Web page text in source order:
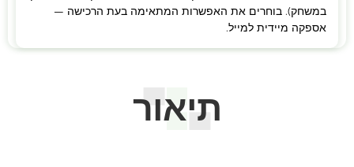
במשחק). בוחרים את האפשרות המתאימה בעת הרכישה —
אספקה מיידית למייל.
תיאור